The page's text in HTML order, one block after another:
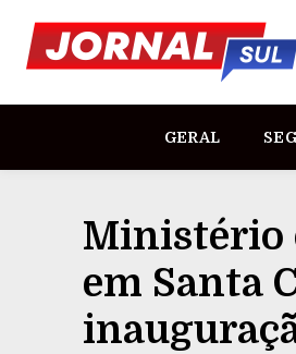
GERAL
Ministério
em Santa